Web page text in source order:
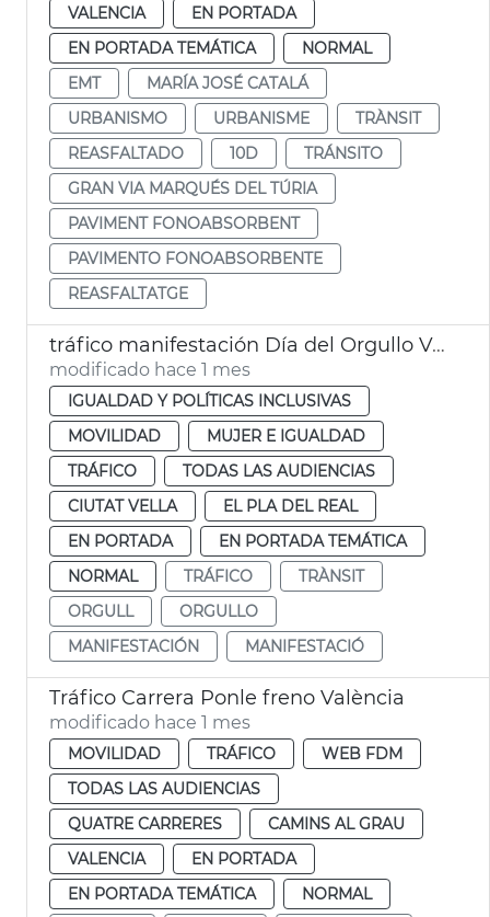
VALENCIA
EN PORTADA
EN PORTADA TEMÁTICA
NORMAL
EMT
MARÍA JOSÉ CATALÁ
URBANISMO
URBANISME
TRÀNSIT
REASFALTADO
10D
TRÁNSITO
GRAN VIA MARQUÉS DEL TÚRIA
PAVIMENT FONOABSORBENT
PAVIMENTO FONOABSORBENTE
REASFALTATGE
tráfico manifestación Día del Orgullo València
modificado hace 1 mes
IGUALDAD Y POLÍTICAS INCLUSIVAS
MOVILIDAD
MUJER E IGUALDAD
TRÁFICO
TODAS LAS AUDIENCIAS
CIUTAT VELLA
EL PLA DEL REAL
EN PORTADA
EN PORTADA TEMÁTICA
NORMAL
TRÁFICO
TRÀNSIT
ORGULL
ORGULLO
MANIFESTACIÓN
MANIFESTACIÓ
Tráfico Carrera Ponle freno València
modificado hace 1 mes
MOVILIDAD TRÁFICO
WEB FDM
TODAS LAS AUDIENCIAS
QUATRE CARRERES
CAMINS AL GRAU
VALENCIA
EN PORTADA
EN PORTADA TEMÁTICA
NORMAL